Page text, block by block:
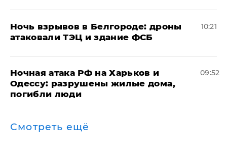
​Ночь взрывов в Белгороде: дроны
атаковали ТЭЦ и здание ФСБ
10:21
​Ночная атака РФ на Харьков и
Одессу: разрушены жилые дома,
погибли люди
09:52
Смотреть ещё